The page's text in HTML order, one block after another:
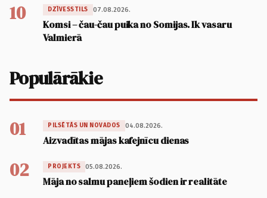
10 DZĪVESSTILS 07.08.2026.
Komsi – čau-čau puika no Somijas. Ik vasaru
Valmierā
Populārākie
01 PILSĒTĀS UN NOVADOS 04.08.2026.
Aizvadītas mājas kafejnīcu dienas
02 PROJEKTS 05.08.2026.
Māja no salmu paneļiem šodien ir realitāte